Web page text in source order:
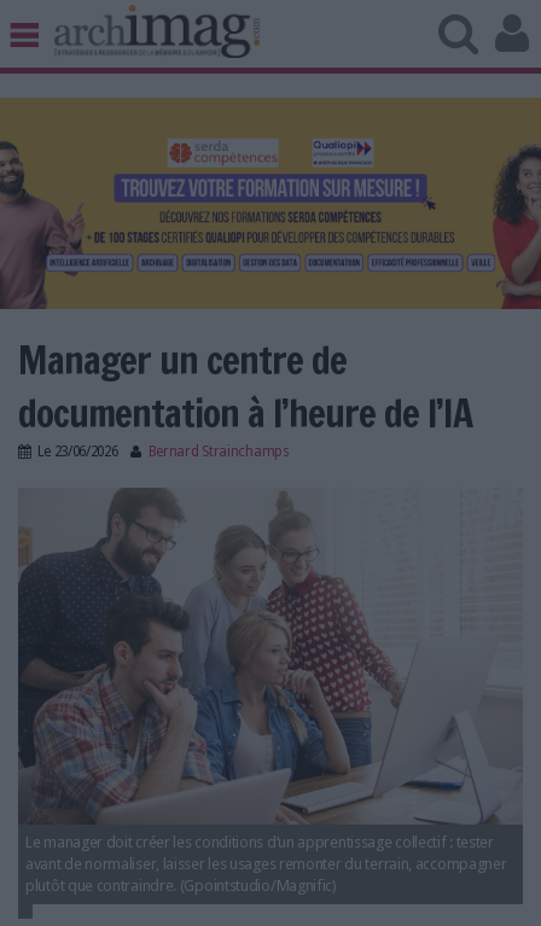
BIBLIOTHÈQUE ÉDITION
UNIVERS DATA
TRAVAIL COLLABORATIF
VIE NUMÉRIQUE
NUMÉRIQUE RESPONSABLE
LES DOSSIERS
LE MAGAZINE
LES GUIDES PRATIQUES
LES BASES DE DONNÉES
L'ANNUAIRE DES ACTEURS
LES LIVRES BLANCS
LES SUPPLÉMENTS
NOS OFFRES D'ABONNEMENTS
Manager un centre de
documentation à l’heure de l’IA
Le 23/06/2026 Bernard Strainchamps
manager_centre_de_documentation_ia.jpg
Le manager doit créer les conditions d’un apprentissage collectif : tester
avant de normaliser, laisser les usages remonter du terrain, accompagner
plutôt que contraindre. (Gpointstudio/Magnific)